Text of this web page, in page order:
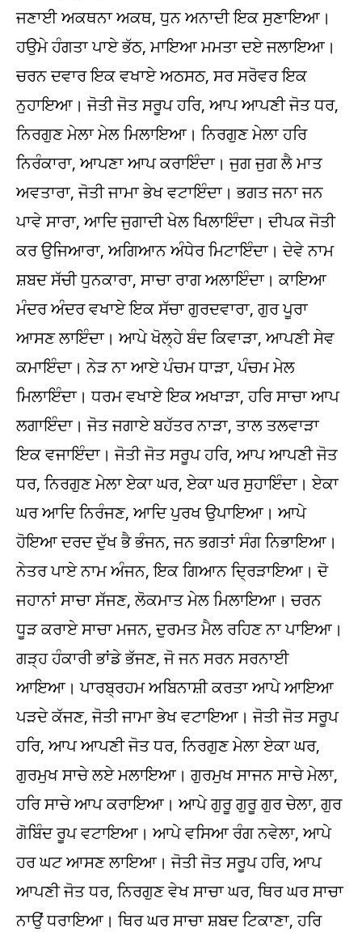
ਜਣਾਈ ਅਕਥਨਾ ਅਕਥ, ਧੁਨ ਅਨਾਦੀ ਇਕ ਸੁਣਾਇਆ।
ਹਉਮੇ ਹੰਗਤਾ ਪਾਏ ਭੱਠ, ਮਾਇਆ ਮਮਤਾ ਦਏ ਜਲਾਇਆ।
ਚਰਨ ਦਵਾਰ ਇਕ ਵਖਾਏ ਅਠਸਠ, ਸਰ ਸਰੋਵਰ ਇਕ
ਨੁਹਾਇਆ। ਜੋਤੀ ਜੋਤ ਸਰੂਪ ਹਰਿ, ਆਪ ਆਪਣੀ ਜੋਤ ਧਰ,
ਨਿਰਗੁਣ ਮੇਲਾ ਮੇਲ ਮਿਲਾਇਆ। ਨਿਰਗੁਣ ਮੇਲਾ ਹਰਿ
ਨਿਰੰਕਾਰਾ, ਆਪਣਾ ਆਪ ਕਰਾਇੰਦਾ। ਜੁਗ ਜੁਗ ਲੈ ਮਾਤ
ਅਵਤਾਰਾ, ਜੋਤੀ ਜਾਮਾ ਭੇਖ ਵਟਾਇੰਦਾ। ਭਗਤ ਜਨਾ ਜਨ
ਪਾਵੇ ਸਾਰਾ, ਆਦਿ ਜੁਗਾਦੀ ਖੇਲ ਖਿਲਾਇੰਦਾ। ਦੀਪਕ ਜੋਤੀ
ਕਰ ਉਜਿਆਰਾ, ਅਗਿਆਨ ਅੰਧੇਰ ਮਿਟਾਇੰਦਾ। ਦੇਵੇ ਨਾਮ
ਸ਼ਬਦ ਸੱਚੀ ਧੁਨਕਾਰਾ, ਸਾਚਾ ਰਾਗ ਅਲਾਇੰਦਾ। ਕਾਇਆ
ਮੰਦਰ ਅੰਦਰ ਵਖਾਏ ਇਕ ਸੱਚਾ ਗੁਰਦਵਾਰਾ, ਗੁਰ ਪੂਰਾ
ਆਸਣ ਲਾਇੰਦਾ। ਆਪੇ ਖੋਲ੍ਹੇ ਬੰਦ ਕਿਵਾੜਾ, ਆਪਣੀ ਸੇਵ
ਕਮਾਇੰਦਾ। ਨੇੜ ਨਾ ਆਏ ਪੰਚਮ ਧਾੜਾ, ਪੰਚਮ ਮੇਲ
ਮਿਲਾਇੰਦਾ। ਧਰਮ ਵਖਾਏ ਇਕ ਅਖਾੜਾ, ਹਰਿ ਸਾਚਾ ਆਪ
ਲਗਾਇੰਦਾ। ਜੋਤ ਜਗਾਏ ਬਹੱਤਰ ਨਾੜਾ, ਤਾਲ ਤਲਵਾੜਾ
ਇਕ ਵਜਾਇੰਦਾ। ਜੋਤੀ ਜੋਤ ਸਰੂਪ ਹਰਿ, ਆਪ ਆਪਣੀ ਜੋਤ
ਧਰ, ਨਿਰਗੁਣ ਮੇਲਾ ਏਕਾ ਘਰ, ਏਕਾ ਘਰ ਸੁਹਾਇੰਦਾ। ਏਕਾ
ਘਰ ਆਦਿ ਨਿਰੰਜਣ, ਆਦਿ ਪੁਰਖ ਉਪਾਇਆ। ਆਪੇ
ਹੋਇਆ ਦਰਦ ਦੁੱਖ ਭੈ ਭੰਜਨ, ਜਨ ਭਗਤਾਂ ਸੰਗ ਨਿਭਾਇਆ।
ਨੇਤਰ ਪਾਏ ਨਾਮ ਅੰਜਨ, ਇਕ ਗਿਆਨ ਦ੍ਰਿੜਾਇਆ। ਦੋ
ਜਹਾਨਾਂ ਸਾਚਾ ਸੱਜਣ, ਲੋਕਮਾਤ ਮੇਲ ਮਿਲਾਇਆ। ਚਰਨ
ਧੂੜ ਕਰਾਏ ਸਾਚਾ ਮਜਨ, ਦੁਰਮਤ ਮੈਲ ਰਹਿਣ ਨਾ ਪਾਇਆ।
ਗੜ੍ਹ ਹੰਕਾਰੀ ਭਾਂਡੇ ਭੱਜਣ, ਜੋ ਜਨ ਸਰਨ ਸਰਨਾਈ
ਆਇਆ। ਪਾਰਬ੍ਰਹਮ ਅਬਿਨਾਸ਼ੀ ਕਰਤਾ ਆਪੇ ਆਇਆ
ਪੜਦੇ ਕੱਜਣ, ਜੋਤੀ ਜਾਮਾ ਭੇਖ ਵਟਾਇਆ। ਜੋਤੀ ਜੋਤ ਸਰੂਪ
ਹਰਿ, ਆਪ ਆਪਣੀ ਜੋਤ ਧਰ, ਨਿਰਗੁਣ ਮੇਲਾ ਏਕਾ ਘਰ,
ਗੁਰਮੁਖ ਸਾਚੇ ਲਏ ਮਲਾਇਆ। ਗੁਰਮੁਖ ਸਾਜਨ ਸਾਚੇ ਮੇਲਾ,
ਹਰਿ ਸਾਚੇ ਆਪ ਕਰਾਇਆ। ਆਪੇ ਗੁਰੂ ਗੁਰੂ ਗੁਰ ਚੇਲਾ, ਗੁਰ
ਗੋਬਿੰਦ ਰੂਪ ਵਟਾਇਆ। ਆਪੇ ਵਸਿਆ ਰੰਗ ਨਵੇਲਾ, ਆਪੇ
ਹਰ ਘਟ ਆਸਣ ਲਾਇਆ। ਜੋਤੀ ਜੋਤ ਸਰੂਪ ਹਰਿ, ਆਪ
ਆਪਣੀ ਜੋਤ ਧਰ, ਨਿਰਗੁਣ ਵੇਖ ਸਾਚਾ ਘਰ, ਥਿਰ ਘਰ ਸਾਚਾ
ਨਾਉਂ ਧਰਾਇਆ। ਥਿਰ ਘਰ ਸਾਚਾ ਸ਼ਬਦ ਟਿਕਾਣਾ, ਹਰਿ